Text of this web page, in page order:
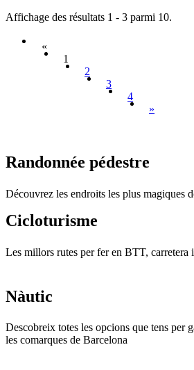
Affichage des résultats 1 - 3 parmi 10.
«
1
2
3
4
»
Randonnée pédestre
Découvrez les endroits les plus magiques
Cicloturisme
Les millors rutes per fer en BTT, carretera
Nàutic
Descobreix totes les opcions que tens per
les comarques de Barcelona